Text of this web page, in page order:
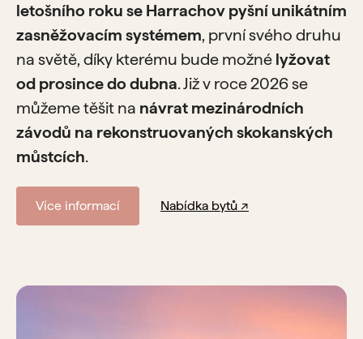
letošního roku se Harrachov pyšní unikátním
zasněžovacím systémem, první svého druhu
na světě, díky kterému bude možné lyžovat
od prosince do dubna. Již v roce 2026 se
můžeme těšit na návrat mezinárodních
závodů na rekonstruovaných skokanských
můstcích.
Více informací Nabídka bytů ↗